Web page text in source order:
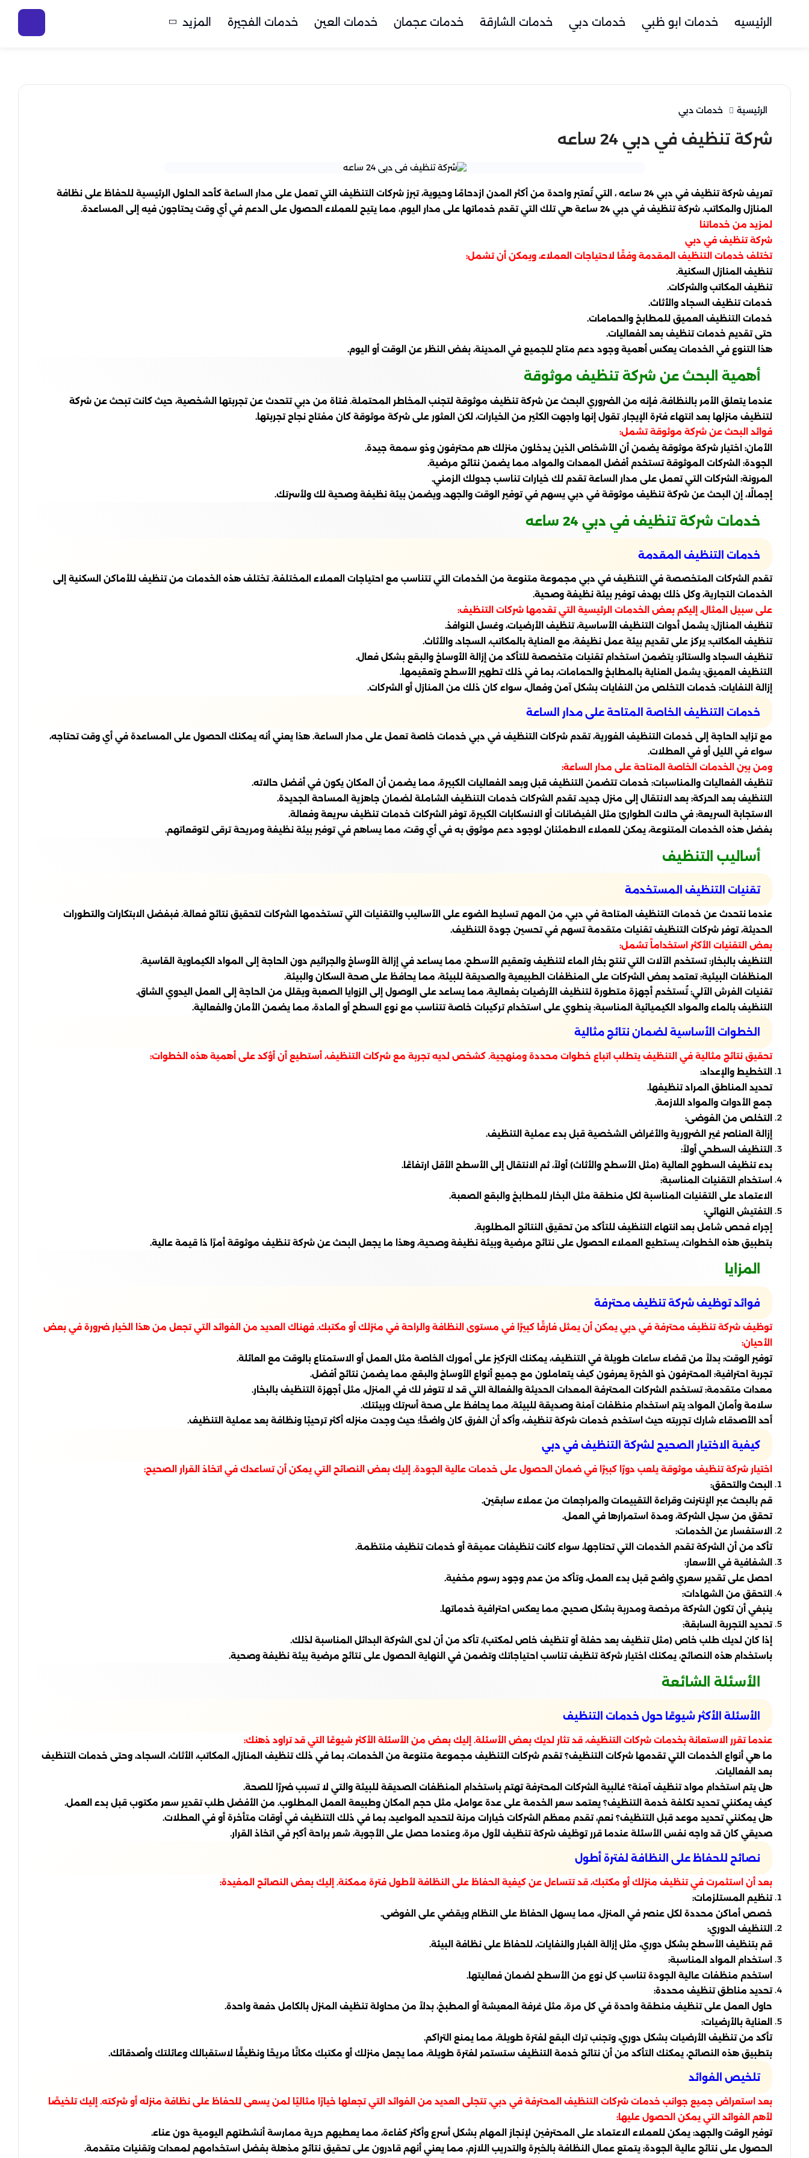
الرئيسيه خدمات ابو ظبي خدمات دبي خدمات الشارقة خدمات عجمان خدمات العين خدمات الفجيرة المزيد
الرئيسية خدمات دبي
شركة تنظيف في دبي 24 ساعه
تعريف شركة تنظيف في دبي 24 ساعه ، التي تُعتبر واحدة من أكثر المدن ازدحامًا وحيوية، تبرز شركات التنظيف التي تعمل على مدار الساعة كأحد الحلول الرئيسية للحفاظ على نظافة
المنازل والمكاتب. شركة تنظيف في دبي 24 ساعة هي تلك التي تقدم خدماتها على مدار اليوم، مما يتيح للعملاء الحصول على الدعم في أي وقت يحتاجون فيه إلى المساعدة.
لمزيد من خدماتنا
شركة تنظيف في دبي
تختلف خدمات التنظيف المقدمة وفقًا لاحتياجات العملاء، ويمكن أن تشمل:
تنظيف المنازل السكنية.
تنظيف المكاتب والشركات.
خدمات تنظيف السجاد والأثاث.
خدمات التنظيف العميق للمطابخ والحمامات.
حتى تقديم خدمات تنظيف بعد الفعاليات.
هذا التنوع في الخدمات يعكس أهمية وجود دعم متاح للجميع في المدينة، بغض النظر عن الوقت أو اليوم.
أهمية البحث عن شركة تنظيف موثوقة
عندما يتعلق الأمر بالنظافة، فإنه من الضروري البحث عن شركة تنظيف موثوقة لتجنب المخاطر المحتملة. فتاة من دبي تتحدث عن تجربتها الشخصية، حيث كانت تبحث عن شركة
لتنظيف منزلها بعد انتهاء فترة الإيجار. تقول إنها واجهت الكثير من الخيارات، لكن العثور على شركة موثوقة كان مفتاح نجاح تجربتها.
فوائد البحث عن شركة موثوقة تشمل:
الأمان: اختيار شركة موثوقة يضمن أن الأشخاص الذين يدخلون منزلك هم محترفون وذو سمعة جيدة.
الجودة: الشركات الموثوقة تستخدم أفضل المعدات والمواد، مما يضمن نتائج مرضية.
المرونة: الشركات التي تعمل على مدار الساعة تقدم لك خيارات تناسب جدولك الزمني.
إجمالًا، إن البحث عن شركة تنظيف موثوقة في دبي يسهم في توفير الوقت والجهد، ويضمن بيئة نظيفة وصحية لك ولأسرتك.
خدمات شركة تنظيف في دبي 24 ساعه
خدمات التنظيف المقدمة
تقدم الشركات المتخصصة في التنظيف في دبي مجموعة متنوعة من الخدمات التي تتناسب مع احتياجات العملاء المختلفة. تختلف هذه الخدمات من تنظيف للأماكن السكنية إلى
الخدمات التجارية، وكل ذلك بهدف توفير بيئة نظيفة وصحية.
على سبيل المثال، إليكم بعض الخدمات الرئيسية التي تقدمها شركات التنظيف:
تنظيف المنازل: يشمل أدوات التنظيف الأساسية، تنظيف الأرضيات، وغسل النوافذ.
تنظيف المكاتب: يركز على تقديم بيئة عمل نظيفة، مع العناية بالمكاتب، السجاد، والأثاث.
تنظيف السجاد والستائر: يتضمن استخدام تقنيات متخصصة للتأكد من إزالة الأوساخ والبقع بشكل فعال.
التنظيف العميق: يشمل العناية بالمطابخ والحمامات، بما في ذلك تطهير الأسطح وتعقيمها.
إزالة النفايات: خدمات التخلص من النفايات بشكل آمن وفعال، سواء كان ذلك من المنازل أو الشركات.
خدمات التنظيف الخاصة المتاحة على مدار الساعة
مع تزايد الحاجة إلى خدمات التنظيف الفورية، تقدم شركات التنظيف في دبي خدمات خاصة تعمل على مدار الساعة. هذا يعني أنه يمكنك الحصول على المساعدة في أي وقت تحتاجه،
سواء في الليل أو في العطلات.
ومن بين الخدمات الخاصة المتاحة على مدار الساعة:
تنظيف الفعاليات والمناسبات: خدمات تتضمن التنظيف قبل وبعد الفعاليات الكبيرة، مما يضمن أن المكان يكون في أفضل حالاته.
التنظيف بعد الحركة: بعد الانتقال إلى منزل جديد، تقدم الشركات خدمات التنظيف الشاملة لضمان جاهزية المساحة الجديدة.
الاستجابة السريعة: في حالات الطوارئ مثل الفيضانات أو الانسكابات الكبيرة، توفر الشركات خدمات تنظيف سريعة وفعالة.
بفضل هذه الخدمات المتنوعة، يمكن للعملاء الاطمئنان لوجود دعم موثوق به في أي وقت، مما يساهم في توفير بيئة نظيفة ومريحة ترقى لتوقعاتهم.
أساليب التنظيف
تقنيات التنظيف المستخدمة
عندما نتحدث عن خدمات التنظيف المتاحة في دبي، من المهم تسليط الضوء على الأساليب والتقنيات التي تستخدمها الشركات لتحقيق نتائج فعالة. فبفضل الابتكارات والتطورات
الحديثة، توفر شركات التنظيف تقنيات متقدمة تسهم في تحسين جودة التنظيف.
بعض التقنيات الأكثر استخداماً تشمل:
التنظيف بالبخار: تستخدم الآلات التي تنتج بخار الماء لتنظيف وتعقيم الأسطح، مما يساعد في إزالة الأوساخ والجراثيم دون الحاجة إلى المواد الكيماوية القاسية.
المنظفات البيئية: تعتمد بعض الشركات على المنظفات الطبيعية والصديقة للبيئة، مما يحافظ على صحة السكان والبيئة.
تقنيات الفرش الآلي: تُستخدم أجهزة متطورة لتنظيف الأرضيات بفعالية، مما يساعد على الوصول إلى الزوايا الصعبة ويقلل من الحاجة إلى العمل اليدوي الشاق.
التنظيف بالماء والمواد الكيميائية المناسبة: ينطوي على استخدام تركيبات خاصة تتناسب مع نوع السطح أو المادة، مما يضمن الأمان والفعالية.
الخطوات الأساسية لضمان نتائج مثالية
تحقيق نتائج مثالية في التنظيف يتطلب اتباع خطوات محددة ومنهجية. كشخص لديه تجربة مع شركات التنظيف، أستطيع أن أؤكد على أهمية هذه الخطوات:
التخطيط والإعداد:
تحديد المناطق المراد تنظيفها.
جمع الأدوات والمواد اللازمة.
التخلص من الفوضى:
إزالة العناصر غير الضرورية والأغراض الشخصية قبل بدء عملية التنظيف.
التنظيف السطحي أولاً:
بدء تنظيف السطوح العالية (مثل الأسطح والأثاث) أولاً، ثم الانتقال إلى الأسطح الأقل ارتفاعًا.
استخدام التقنيات المناسبة:
الاعتماد على التقنيات المناسبة لكل منطقة مثل البخار للمطابخ والبقع الصعبة.
التفتيش النهائي:
إجراء فحص شامل بعد انتهاء التنظيف للتأكد من تحقيق النتائج المطلوبة.
بتطبيق هذه الخطوات، يستطيع العملاء الحصول على نتائج مرضية وبيئة نظيفة وصحية، وهذا ما يجعل البحث عن شركة تنظيف موثوقة أمرًا ذا قيمة عالية.
المزايا
فوائد توظيف شركة تنظيف محترفة
توظيف شركة تنظيف محترفة في دبي يمكن أن يمثل فارقًا كبيرًا في مستوى النظافة والراحة في منزلك أو مكتبك. فهناك العديد من الفوائد التي تجعل من هذا الخيار ضرورة في بعض
الأحيان:
توفير الوقت: بدلاً من قضاء ساعات طويلة في التنظيف، يمكنك التركيز على أمورك الخاصة مثل العمل أو الاستمتاع بالوقت مع العائلة.
تجربة احترافية: المحترفون ذو الخبرة يعرفون كيف يتعاملون مع جميع أنواع الأوساخ والبقع، مما يضمن نتائج أفضل.
معدات متقدمة: تستخدم الشركات المحترفة المعدات الحديثة والفعالة التي قد لا تتوفر لك في المنزل، مثل أجهزة التنظيف بالبخار.
سلامة وأمان المواد: يتم استخدام منظفات آمنة وصديقة للبيئة، مما يحافظ على صحة أسرتك وبيئتك.
أحد الأصدقاء شارك تجربته حيث استخدم خدمات شركة تنظيف، وأكد أن الفرق كان واضحًا؛ حيث وجدت منزله أكثر ترحيبًا ونظافة بعد عملية التنظيف.
كيفية الاختيار الصحيح لشركة التنظيف في دبي
اختيار شركة تنظيف موثوقة يلعب دورًا كبيرًا في ضمان الحصول على خدمات عالية الجودة. إليك بعض النصائح التي يمكن أن تساعدك في اتخاذ القرار الصحيح:
البحث والتحقق:
قم بالبحث عبر الإنترنت وقراءة التقييمات والمراجعات من عملاء سابقين.
تحقق من سجل الشركة، ومدة استمرارها في العمل.
الاستفسار عن الخدمات:
تأكد من أن الشركة تقدم الخدمات التي تحتاجها، سواء كانت تنظيفات عميقة أو خدمات تنظيف منتظمة.
الشفافية في الأسعار:
احصل على تقدير سعري واضح قبل بدء العمل، وتأكد من عدم وجود رسوم مخفية.
التحقق من الشهادات:
ينبغي أن تكون الشركة مرخصة ومدربة بشكل صحيح، مما يعكس احترافية خدماتها.
تحديد التجربة السابقة:
إذا كان لديك طلب خاص (مثل تنظيف بعد حفلة أو تنظيف خاص لمكتب)، تأكد من أن لدى الشركة البدائل المناسبة لذلك.
باستخدام هذه النصائح، يمكنك اختيار شركة تنظيف تناسب احتياجاتك وتضمن في النهاية الحصول على نتائج مرضية بيئة نظيفة وصحية.
الأسئلة الشائعة
الأسئلة الأكثر شيوعًا حول خدمات التنظيف
عندما تقرر الاستعانة بخدمات شركات التنظيف، قد تثار لديك بعض الأسئلة. إليك بعض من الأسئلة الأكثر شيوعًا التي قد تراود ذهنك:
ما هي أنواع الخدمات التي تقدمها شركات التنظيف؟ تقدم شركات التنظيف مجموعة متنوعة من الخدمات، بما في ذلك تنظيف المنازل، المكاتب، الأثاث، السجاد، وحتى خدمات التنظيف
بعد الفعاليات.
هل يتم استخدام مواد تنظيف آمنة؟ غالبية الشركات المحترفة تهتم باستخدام المنظفات الصديقة للبيئة والتي لا تسبب ضررًا للصحة.
كيف يمكنني تحديد تكلفة خدمة التنظيف؟ يعتمد سعر الخدمة على عدة عوامل، مثل حجم المكان وطبيعة العمل المطلوب. من الأفضل طلب تقدير سعر مكتوب قبل بدء العمل.
هل يمكنني تحديد موعد قبل التنظيف؟ نعم، تقدم معظم الشركات خيارات مرنة لتحديد المواعيد، بما في ذلك التنظيف في أوقات متأخرة أو في العطلات.
صديقي كان قد واجه نفس الأسئلة عندما قرر توظيف شركة تنظيف لأول مرة، وعندما حصل على الأجوبة، شعر براحة أكبر في اتخاذ القرار.
نصائح للحفاظ على النظافة لفترة أطول
بعد أن استثمرت في تنظيف منزلك أو مكتبك، قد تتساءل عن كيفية الحفاظ على النظافة لأطول فترة ممكنة. إليك بعض النصائح المفيدة:
تنظيم المستلزمات:
خصص أماكن محددة لكل عنصر في المنزل، مما يسهل الحفاظ على النظام ويقضي على الفوضى.
التنظيف الدوري:
قم بتنظيف الأسطح بشكل دوري، مثل إزالة الغبار والنفايات، للحفاظ على نظافة البيئة.
استخدام المواد المناسبة:
استخدم منظفات عالية الجودة تناسب كل نوع من الأسطح لضمان فعاليتها.
تحديد مناطق تنظيف محددة:
حاول العمل على تنظيف منطقة واحدة في كل مرة، مثل غرفة المعيشة أو المطبخ، بدلاً من محاولة تنظيف المنزل بالكامل دفعة واحدة.
العناية بالأرضيات:
تأكد من تنظيف الأرضيات بشكل دوري، وتجنب ترك البقع لفترة طويلة، مما يمنع التراكم.
بتطبيق هذه النصائح، يمكنك التأكد من أن نتائج خدمة التنظيف ستستمر لفترة طويلة، مما يجعل منزلك أو مكتبك مكانًا مريحًا ونظيفًا لاستقبالك وعائلتك وأصدقائك.
تلخيص الفوائد
بعد استعراض جميع جوانب خدمات شركات التنظيف المحترفة في دبي، تتجلى العديد من الفوائد التي تجعلها خيارًا مثاليًا لمن يسعى للحفاظ على نظافة منزله أو شركته. إليك تلخيصًا
لأهم الفوائد التي يمكن الحصول عليها:
توفير الوقت والجهد: يمكن للعملاء الاعتماد على المحترفين لإنجاز المهام بشكل أسرع وأكثر كفاءة، مما يعطيهم حرية ممارسة أنشطتهم اليومية دون عناء.
الحصول على نتائج عالية الجودة: يتمتع عمال النظافة بالخبرة والتدريب اللازم، مما يعني أنهم قادرون على تحقيق نتائج مذهلة بفضل استخدامهم لمعدات وتقنيات متقدمة.